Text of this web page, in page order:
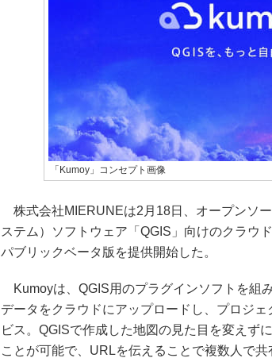
「Kumoy」コンセプト画像
株式会社MIERUNEは2月18日、オープンソ
ステム）ソフトウェア「QGIS」向けのクラウ
パブリックベータ版を提供開始した。
Kumoyは、QGIS用のプラグインソフトを組
データをクラウドにアップロードし、プロジ
ビス。QGISで作成した地図の見た目を変えず
ことが可能で、URLを伝えることで複数人で共